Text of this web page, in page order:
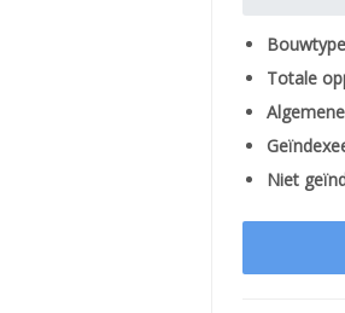
Totale
Niet